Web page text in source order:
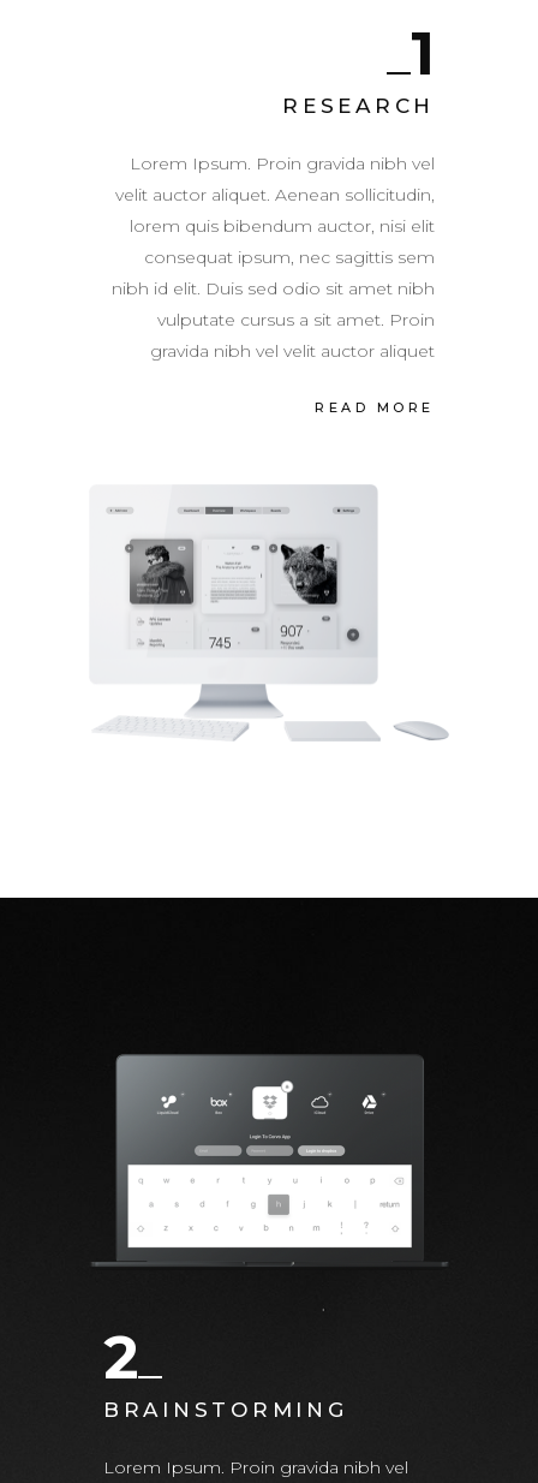
1
RESEARCH
Lorem Ipsum. Proin gravida nibh vel
velit auctor aliquet. Aenean sollicitudin,
lorem quis bibendum auctor, nisi elit
consequat ipsum, nec sagittis sem
nibh id elit. Duis sed odio sit amet nibh
vulputate cursus a sit amet. Proin
gravida nibh vel velit auctor aliquet
READ MORE
2
BRAINSTORMING
Lorem Ipsum. Proin gravida nibh vel